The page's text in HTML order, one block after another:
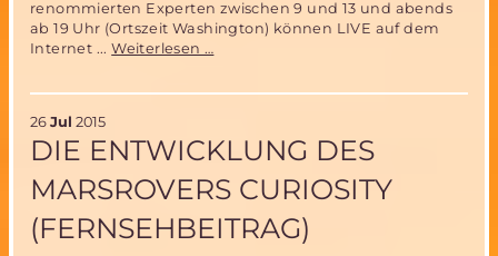
renommierten Experten zwischen 9 und 13 und abends
ab 19 Uhr (Ortszeit Washington) können LIVE auf dem
Internet ...Weiterlesen …
Society
in
26 Jul 2015
DIE ENTWICKLUNG DES
MARSROVERS CURIOSITY
(FERNSEHBEITRAG)